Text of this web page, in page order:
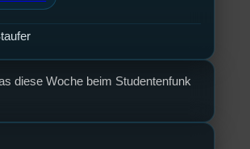
diese Woche beim Studentenfunk